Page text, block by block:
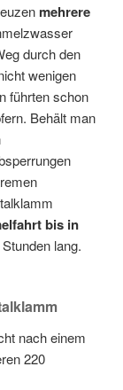
mehrere
durch den
wenigen
führten schon
Behält man
bis in
lang.
nach einem
220